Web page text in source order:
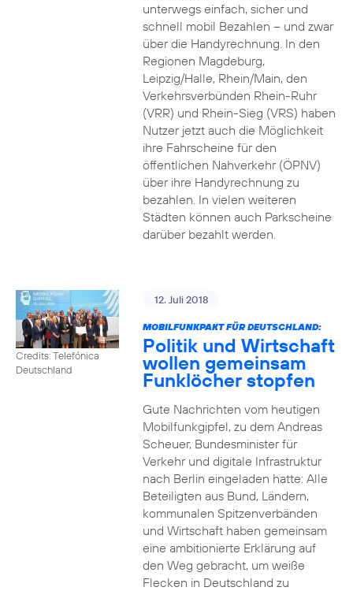
unterwegs einfach, sicher und
schnell mobil Bezahlen – und zwar
über die Handyrechnung. In den
Regionen Magdeburg,
Leipzig/Halle, Rhein/Main, den
Verkehrsverbünden Rhein-Ruhr
(VRR) und Rhein-Sieg (VRS) haben
Nutzer jetzt auch die Möglichkeit
ihre Fahrscheine für den
öffentlichen Nahverkehr (ÖPNV)
über ihre Handyrechnung zu
bezahlen. In vielen weiteren
Städten können auch Parkscheine
darüber bezahlt werden.
Credits: Telefónica
Deutschland
12. Juli 2018
MOBILFUNKPAKT FÜR DEUTSCHLAND:
Politik und Wirtschaft
wollen gemeinsam
Funklöcher stopfen
Gute Nachrichten vom heutigen
Mobilfunkgipfel, zu dem Andreas
Scheuer, Bundesminister für
Verkehr und digitale Infrastruktur
nach Berlin eingeladen hatte: Alle
Beteiligten aus Bund, Ländern,
kommunalen Spitzenverbänden
und Wirtschaft haben gemeinsam
eine ambitionierte Erklärung auf
den Weg gebracht, um weiße
Flecken in Deutschland zu